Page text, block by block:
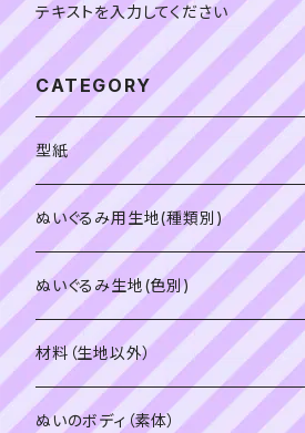
テキストを入力してください
CATEGORY
型紙
書籍（紙の本）
PDFデータ（ダウンロード）
ぬいぐるみ用生地(種類別)
ソフトボア（短毛）
ソフトボア（5mm）
ぬいトリコット
ぬいぐるみ生地(色別)
ソフトボア
スキンカラー系
ぬいトリコット
材料（生地以外）
アイロン接着シート
ぬいのボディ（素体）